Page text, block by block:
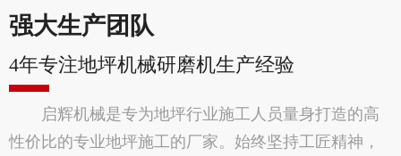
强大生产团队
4年专注地坪机械研磨机生产经验
启辉机械是专为地坪行业施工人员量身打造的高
性价比的专业地坪施工的厂家。始终坚持工匠精神，